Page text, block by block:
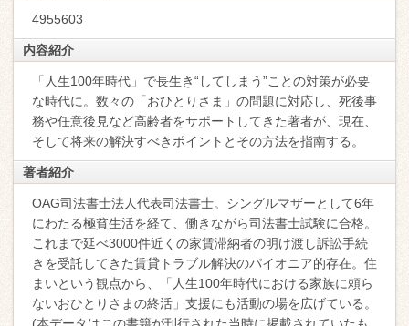
4955603
内容紹介
「人生100年時代」で長生き“してしまう”ことの対策が必要
な時代に。数々の「おひとりさま」の問題に対応し、死後事
務や任意後見など高齢者をサポートしてきた著者が、現在、
そして将来の解決すべきポイントとその方法を指南する。
著者紹介
OAG司法書士法人代表司法書士。シングルマザーとして6年
にわたる極貧生活を経て、働きながら司法書士試験に合格。
これまで延べ3000件近くの家賃滞納者の明け渡し訴訟手続
きを受託してきた賃貸トラブル解決のパイオニア的存在。住
まいという観点から、「人生100年時代における家族に頼ら
ないおひとりさまの終活」支援にも活動の場を広げている。